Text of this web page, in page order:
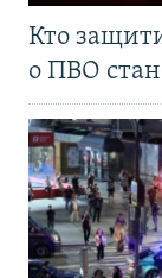
Кто
о ПВО